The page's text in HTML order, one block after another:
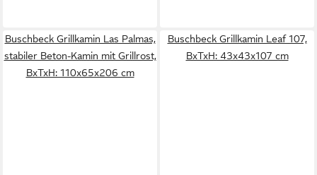
Buschbeck Grillkamin Las Palmas,
stabiler Beton-Kamin mit Grillrost,
BxTxH: 110x65x206 cm
Buschbeck Grillkamin Leaf 107,
BxTxH: 43x43x107 cm